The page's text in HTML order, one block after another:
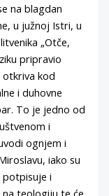
na blagdan
u južnoj Istri, u
„Otče,
pripravio
otkriva kod
i duhovne
To je jedno od
i
ognjem i
iako su
potpisuje i
na teologiju te će